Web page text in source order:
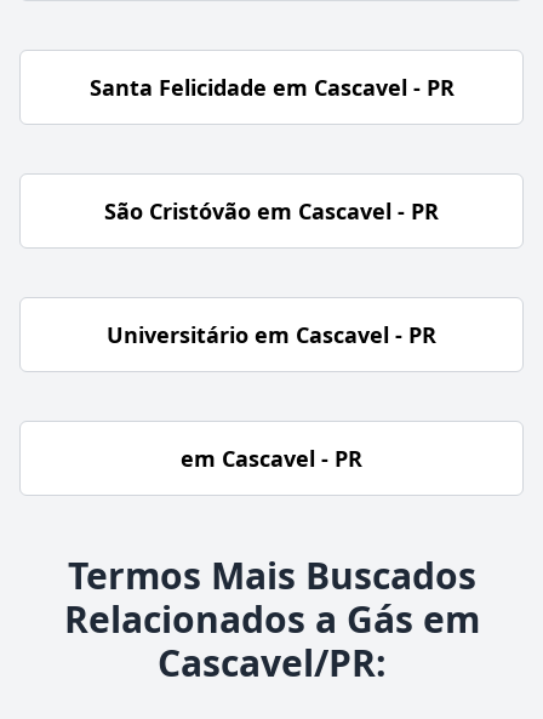
Santa Felicidade em Cascavel - PR
São Cristóvão em Cascavel - PR
Universitário em Cascavel - PR
em Cascavel - PR
Termos Mais Buscados
Relacionados a Gás em
Cascavel/PR: